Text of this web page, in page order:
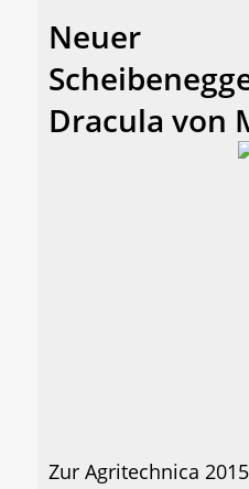
Neuer
Dracula von
Zur Agritechnica